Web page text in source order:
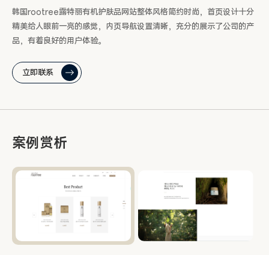
韩国rootree露特丽有机护肤品网站整体风格简约时尚，首页设计十分
精美给人眼前一亮的感觉，内页导航设置清晰，充分的展示了公司的产
品，有着良好的用户体验。
立即联系
案例赏析